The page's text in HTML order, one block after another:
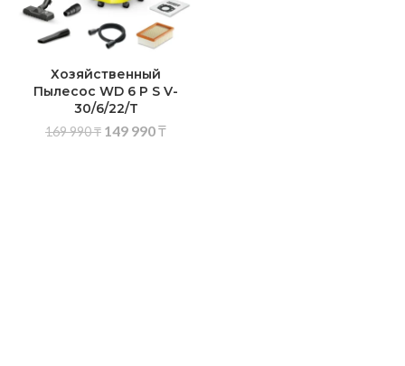
Хозяйственный
Пылесос WD 6 P S V-
30/6/22/T
169 990₸ 149 990₸